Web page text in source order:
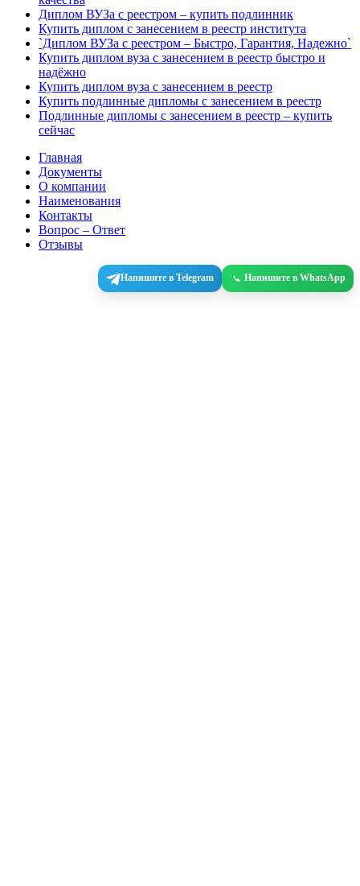
Диплом ВУЗа с реестром – купить подлинник
Купить диплом с занесением в реестр института
`Диплом ВУЗа с реестром – Быстро, Гарантия, Надежно`
Купить диплом вуза с занесением в реестр быстро и
надёжно
Купить диплом вуза с занесением в реестр
Купить подлинные дипломы с занесением в реестр
Подлинные дипломы с занесением в реестр – купить
сейчас
Главная
Документы
О компании
Наименования
Контакты
Вопрос – Ответ
Отзывы
Напишите в Telegram Напишите в WhatsApp